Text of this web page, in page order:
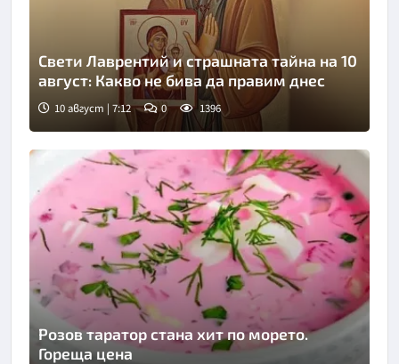
Свети Лаврентий и страшната тайна на 10
август: Какво не бива да правим днес
10 август | 7:12 0 1396
Розов таратор стана хит по морето.
Гореща цена